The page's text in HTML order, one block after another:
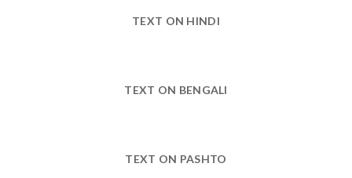
TEXT ON HINDI
TEXT ON BENGALI
TEXT ON PASHTO